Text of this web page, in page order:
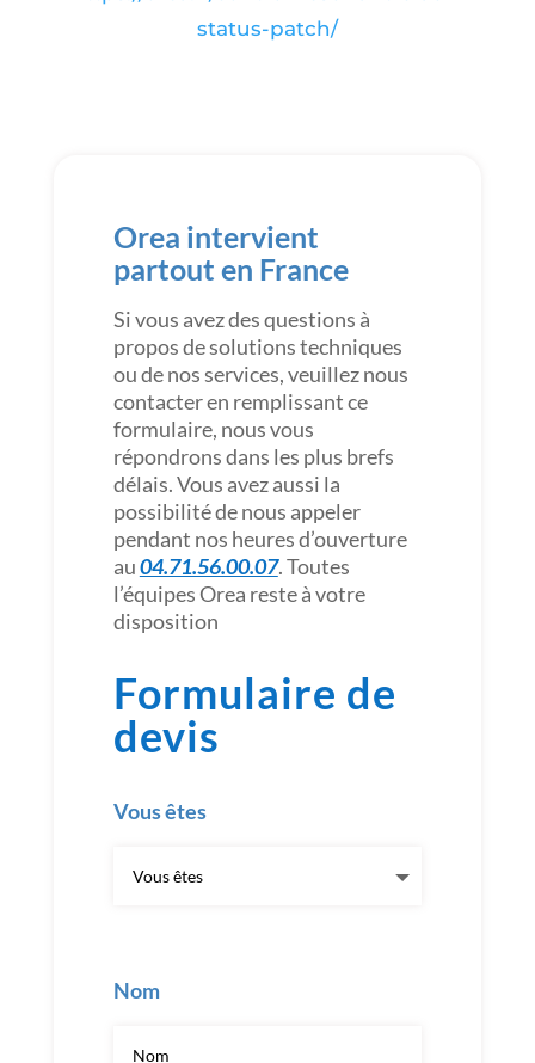
status-patch/
Orea intervient
partout en France
Si vous avez des questions à
propos de solutions techniques
ou de nos services, veuillez nous
contacter en remplissant ce
formulaire, nous vous
répondrons dans les plus brefs
délais. Vous avez aussi la
possibilité de nous appeler
pendant nos heures d’ouverture
au04.71.56.00.07. Toutes
l’équipes Orea reste à votre
disposition
Formulaire de
devis
Vous êtes
Nom